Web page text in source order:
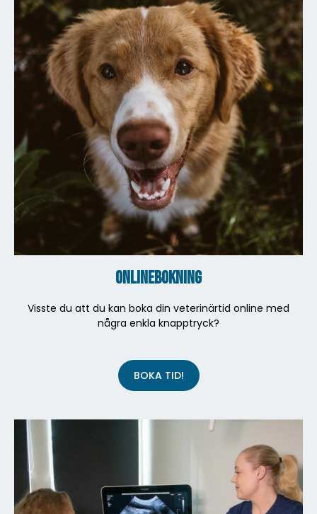
ONLINEBOKNING
Visste du att du kan boka din veterinärtid online med
några enkla knapptryck?
BOKA TID!